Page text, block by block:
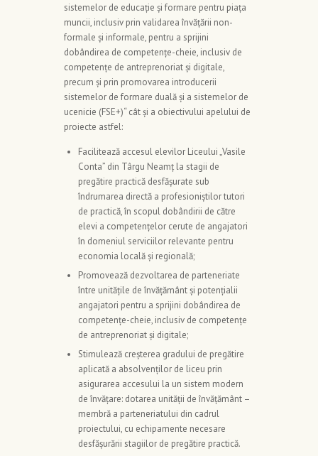
sistemelor de educație și formare pentru piața
muncii, inclusiv prin validarea învățării non-
formale și informale, pentru a sprijini
dobândirea de competențe-cheie, inclusiv de
competențe de antreprenoriat și digitale,
precum și prin promovarea introducerii
sistemelor de formare duală și a sistemelor de
ucenicie (FSE+)“ cât și a obiectivului apelului de
proiecte astfel:
Facilitează accesul elevilor Liceului „Vasile
Conta” din Târgu Neamț la stagii de
pregătire practică desfășurate sub
îndrumarea directă a profesioniștilor tutori
de practică, în scopul dobândirii de către
elevi a competențelor cerute de angajatori
în domeniul serviciilor relevante pentru
economia locală și regională;
Promovează dezvoltarea de parteneriate
între unitățile de învățământ și potențialii
angajatori pentru a sprijini dobândirea de
competențe-cheie, inclusiv de competențe
de antreprenoriat și digitale;
Stimulează creșterea gradului de pregătire
aplicată a absolvenților de liceu prin
asigurarea accesului la un sistem modern
de învățare: dotarea unității de învățământ –
membră a parteneriatului din cadrul
proiectului, cu echipamente necesare
desfășurării stagiilor de pregătire practică.